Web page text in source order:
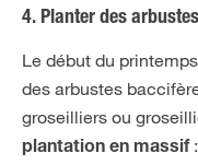
4. Planter des
Le début du
des arbustes
groseilliers ou
plantation en massif: